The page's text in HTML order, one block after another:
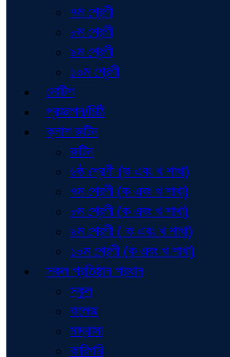
৭ম শ্রেণী
৮ম শ্রেণী
৯ম শ্রেণী
১০ম শ্রেণী
নোটিশ
প্রজ্ঞাপন/চিঠি
ক্লাশ রুটিন
রুটিন
৬ষ্ঠ শ্রেণী (ক এবং খ শাখা)
৭ম শ্রেণী (ক এবং খ শাখা)
৮ম শ্রেণী (ক এবং খ শাখা)
৯ম শ্রেণী ( ক এবং খ শাখা)
১০ম শ্রেণী (ক এবং খ শাখা)
সকল প্রতিষ্ঠান প্রধান
স্কুল
কলেজ
মাদ্রাসা
কারিগরি